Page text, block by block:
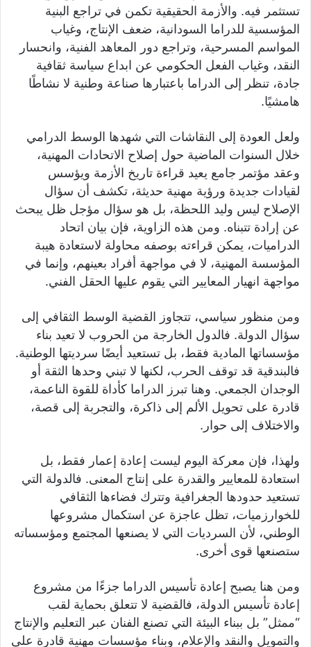
تستثمر فيه. والأزمة الحقيقية تكمن في تراجع البنية
المؤسسية للدراما السودانية، ضعف الإنتاج، وغياب
المواسم المسرحية، وتراجع دور المعاهد الفنية، وانحسار
النقد، وغياب الفعل الحكومي عن ابداع سياسة ثقافية
جادة، تنظر إلى الدراما باعتبارها صناعة وطنية لا نشاطًا
هامشيًا.
ولعل العودة إلى النقاشات التي شهدها الوسط الدرامي
خلال السنوات الماضية حول إصلاح الاتحادات المهنية،
وعقد مؤتمر جامع يعيد قراءة تاريخ الأزمة ويؤسس
لقيادات جديدة ورؤية مهنية حديثة، تكشف أن سؤال
الإصلاح ليس وليد اللحظة، بل هو سؤال مؤجل ظل يبحث
عن إرادة تتبناه. ومن هذه الزاوية، فإن بيان اتحاد
الدراميات، يمكن قراءته بوصفه محاولة لاستعادة هيبة
المؤسسة المهنية، لا في مواجهة أفراد بعينهم، وإنما في
مواجهة انهيار المعايير التي يقوم عليها الحقل الفني.
ومن منظور سياسي، تتجاوز القضية الوسط الثقافي إلى
سؤال الدولة. فالدول الخارجة من الحروب لا تعيد بناء
مؤسساتها المادية فقط، بل تستعيد أيضًا سرديتها الوطنية.
فالبندقية قد توقف الحرب، لكنها لا تبني وحدها الثقة أو
الوجدان الجمعي. وهنا تبرز الدراما كأداة للقوة الناعمة،
قادرة على تحويل الألم إلى ذاكرة، والتجربة إلى قصة،
والاختلاف إلى حوار.
ولهذا، فإن معركة اليوم ليست إعادة إعمار فقط، بل
استعادة للمعايير والقدرة على إنتاج المعنى. فالدولة التي
تستعيد حدودها الجغرافية وتترك فضاءها الثقافي
للخوارزميات، تظل عاجزة عن استكمال مشروعها
الوطني، لأن السرديات التي لا يصنعها المجتمع ومؤسساته
ستصنعها قوى أخرى.
ومن هنا يصبح إعادة تأسيس الدراما جزءًا من مشروع
إعادة تأسيس الدولة، فالقضية لا تتعلق بحماية لقب
“ممثل” بل ببناء البيئة التي تصنع الفنان عبر التعليم والإنتاج
والتمويل والنقد والإعلام، وبناء مؤسسات مهنية قادرة على